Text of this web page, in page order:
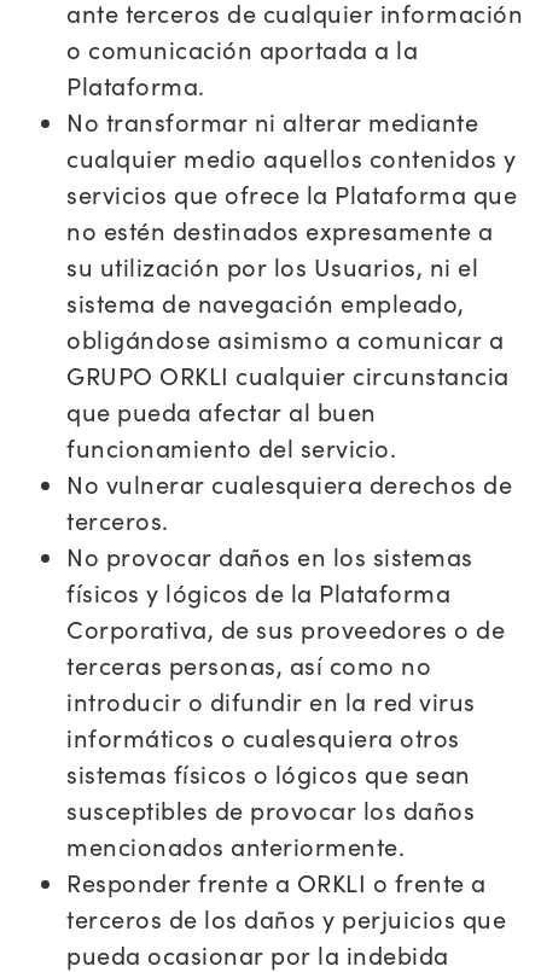
ante terceros de cualquier información
o comunicación aportada a la
Plataforma.
No transformar ni alterar mediante
cualquier medio aquellos contenidos y
servicios que ofrece la Plataforma que
no estén destinados expresamente a
su utilización por los Usuarios, ni el
sistema de navegación empleado,
obligándose asimismo a comunicar a
GRUPO ORKLI cualquier circunstancia
que pueda afectar al buen
funcionamiento del servicio.
No vulnerar cualesquiera derechos de
terceros.
No provocar daños en los sistemas
físicos y lógicos de la Plataforma
Corporativa, de sus proveedores o de
terceras personas, así como no
introducir o difundir en la red virus
informáticos o cualesquiera otros
sistemas físicos o lógicos que sean
susceptibles de provocar los daños
mencionados anteriormente.
Responder frente a ORKLI o frente a
terceros de los daños y perjuicios que
pueda ocasionar por la indebida